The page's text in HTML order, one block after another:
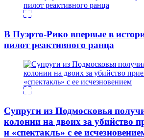
В Пуэрто-Рико впервые в
пилот реактивного ранца
Супруги из Подмосковья
колонии на двоих за убийство
и «спектакль» с ее